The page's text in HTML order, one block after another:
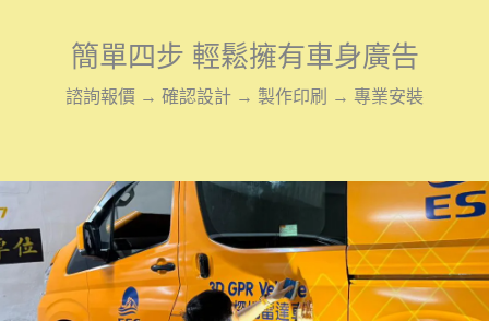
簡單四步 輕鬆擁有車身廣告
諮詢報價 → 確認設計 → 製作印刷 → 專業安裝